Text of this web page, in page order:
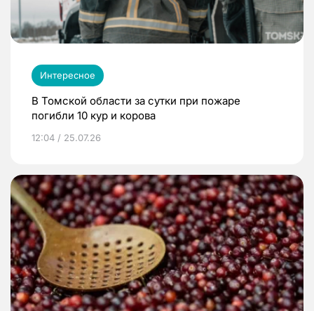
Интересное
В Томской области за сутки при пожаре
погибли 10 кур и корова
12:04 / 25.07.26